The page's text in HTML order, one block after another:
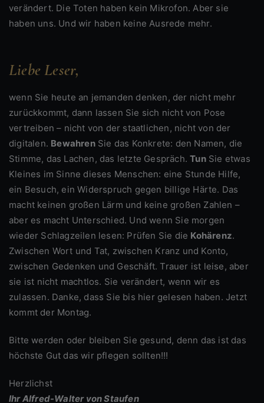
verändert. Die Toten haben kein Mikrofon. Aber sie
haben uns. Und wir haben keine Ausrede mehr.
Liebe Leser,
wenn Sie heute an jemanden denken, der nicht mehr
zurückkommt, dann lassen Sie sich nicht von Pose
vertreiben – nicht von der staatlichen, nicht von der
digitalen. BewahrenSie das Konkrete: den Namen, die
Stimme, das Lachen, das letzte Gespräch.TunSie etwas
Kleines im Sinne dieses Menschen: eine Stunde Hilfe,
ein Besuch, ein Widerspruch gegen billige Härte. Das
macht keinen großen Lärm und keine großen Zahlen –
aber es macht Unterschied. Und wenn Sie morgen
wieder Schlagzeilen lesen: Prüfen Sie die Kohärenz.
Zwischen Wort und Tat, zwischen Kranz und Konto,
zwischen Gedenken und Geschäft. Trauer ist leise, aber
sie ist nicht machtlos. Sie verändert, wenn wir es
zulassen. Danke, dass Sie bis hier gelesen haben. Jetzt
kommt der Montag.
Bitte werden oder bleiben Sie gesund, denn das ist das
höchste Gut das wir pflegen sollten!!!
Herzlichst
Ihr Alfred-Walter von Staufen